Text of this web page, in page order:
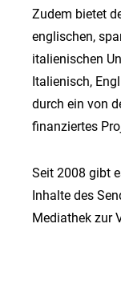
Zudem bietet
englischen,
italienischen
Italienisch,
durch ein von
finanziertes
Seit 2008 gibt
Inhalte des
Mediathek zur